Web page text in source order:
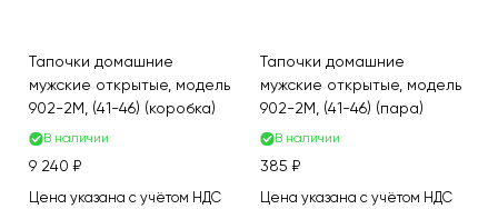
Тапочки домашние
мужские открытые, модель
902-2M, (41-46) (коробка)
В наличии
9 240 ₽
Цена указана с учётом НДС
Тапочки домашние
мужские открытые, модель
902-2M, (41-46) (пара)
В наличии
385 ₽
Цена указана с учётом НДС